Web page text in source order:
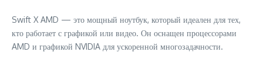
Swift X AMD — это мощный ноутбук, который идеален для тех,
кто работает с графикой или видео. Он оснащен процессорами
AMD и графикой NVIDIA для ускоренной многозадачности.